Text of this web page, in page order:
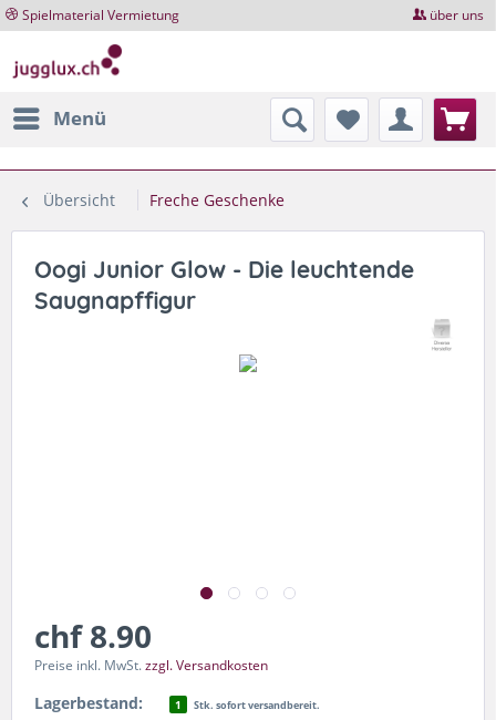
Spielmaterial Vermietung über uns
Menü
Übersicht Freche Geschenke
Oogi Junior Glow - Die leuchtende
Saugnapffigur
chf 8.90
Preise inkl. MwSt.zzgl. Versandkosten
Lagerbestand: 1 Stk. sofort versandbereit.